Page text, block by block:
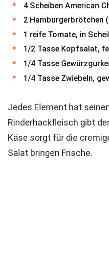
4 Scheiben American
2 Hamburgerbrötchen
1 reife Tomate, in
1/2 Tasse Kopfsalat,
1/4 Tasse
1/4 Tasse Zwiebeln,
Jedes Element hat
Rinderhackfleisch gibt
Käse sorgt für die
Salat bringen Frische.